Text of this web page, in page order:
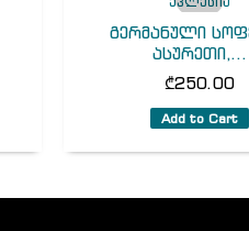
გერმანული
ასურეთი,...
₾250.00
Add to Cart